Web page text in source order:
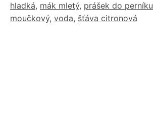
hladká, mák mletý, prášek do perníku
moučkový, voda, šťáva citronová